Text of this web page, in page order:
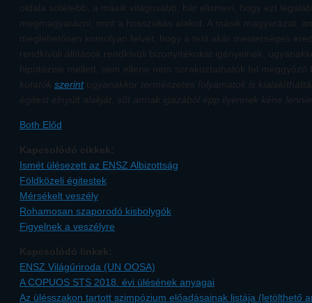
oldala sötétebb, a másik világosabb, bár elismeri, hogy ezt
megmagyarázni, mint a hosszúkás alakot. A másik magyarázat,
meglehetősen komolyan felvet, hogy a test akár mesterséges
rendkívüli állítások rendkívüli bizonyítékokat igényelnek,
hipotézise mellett, sem ellene nem sorakoztathatók fel
kutatók szerintugyanakkor természetes folyamatok is
égitest elnyúlt alakját, sőt annak igazából épp ilyennek kéne
Both Előd
Kapcsolódó cikkek:
Ismét ülésezett az ENSZ Albizottság
Földközeli égitestek
Mérsékelt veszély
Rohamosan szaporodó kisbolygók
Figyelnek a veszélyre
Kapcsolódó linkek:
ENSZ Világűriroda (UN OOSA)
A COPUOS STS 2018. évi ülésének anyagai
Az ülésszakon tartott szimpózium előadásainak listája (letölthető